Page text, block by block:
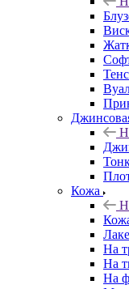
Кожа
Лаке
На
На
На